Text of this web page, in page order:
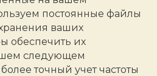
постоянные файлы
ваших
обеспечить их
следующем
точный учет частоты